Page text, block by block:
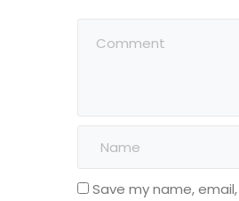
Save my name,